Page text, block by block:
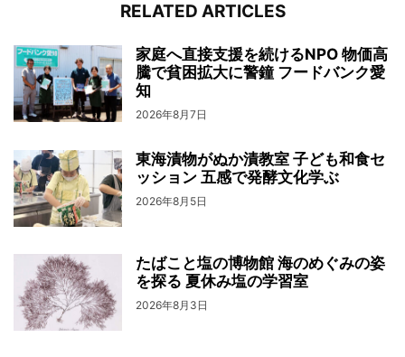
RELATED ARTICLES
家庭へ直接支援を続けるNPO 物価高
騰で貧困拡大に警鐘 フードバンク愛
知
2026年8月7日
東海漬物がぬか漬教室 子ども和食セ
ッション 五感で発酵文化学ぶ
2026年8月5日
たばこと塩の博物館 海のめぐみの姿
を探る 夏休み塩の学習室
2026年8月3日